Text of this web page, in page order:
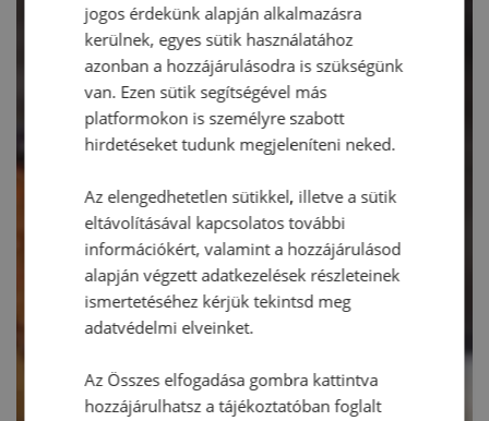
jogos érdekünk alapján alkalmazásra
kerülnek, egyes sütik használatához
azonban a hozzájárulásodra is szükségünk
van. Ezen sütik segítségével más
platformokon is személyre szabott
hirdetéseket tudunk megjeleníteni neked.
Az elengedhetetlen sütikkel, illetve a sütik
eltávolításával kapcsolatos további
információkért, valamint a hozzájárulásod
alapján végzett adatkezelések részleteinek
ismertetéséhez kérjük tekintsd meg
adatvédelmi elveinket.
Az Összes elfogadása gombra kattintva
hozzájárulhatsz a tájékoztatóban foglalt